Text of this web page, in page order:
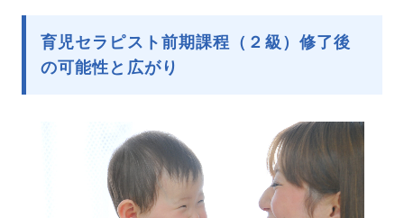
育児セラピスト前期課程（２級）修了後
の可能性と広がり